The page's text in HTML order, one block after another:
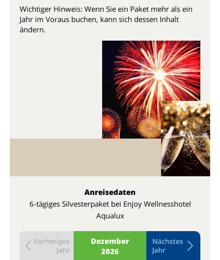
Wichtiger Hinweis: Wenn Sie ein Paket mehr als ein
Jahr im Voraus buchen, kann sich dessen Inhalt
ändern.
Anreisedaten
6-tägiges Silvesterpaket bei Enjoy Wellnesshotel
Aqualux
Dezember
2026
Vorheriges
Jahr
Nächstes
Jahr